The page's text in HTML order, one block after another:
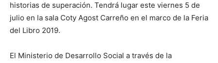
historias de superación. Tendrá lugar este viernes 5 de
julio en la sala Coty Agost Carreño en el marco de la Feria
del Libro 2019.
El Ministerio de Desarrollo Social a través de la